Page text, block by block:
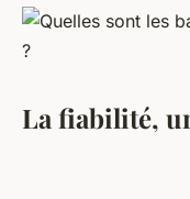
La fiabilité,